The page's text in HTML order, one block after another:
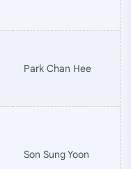
Park Chan Hee
Son Sung Yoon